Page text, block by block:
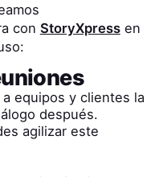
con StoryXpressen
equipos y clientes la
después.
agilizar este